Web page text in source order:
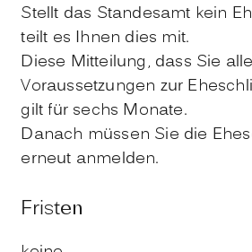
Stellt das Standesamt kein
teilt es Ihnen dies mit.
Diese Mitteilung, dass Sie alle
Voraussetzungen zur
gilt für sechs Monate.
Danach müssen Sie die
erneut anmelden.
Fristen